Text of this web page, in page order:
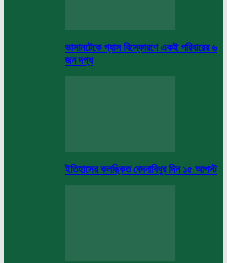
ভাসানটেকে গ্যাস বিস্ফোরণে একই পরিবারের ৬
জন দগ্ধ
ইতিহাসের কলঙ্কিত বেদনাবিধুর দিন ১৫ আগস্ট